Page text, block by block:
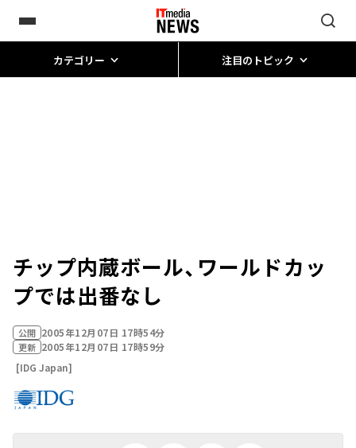
カテゴリー 注目のトピック
チップ内蔵ボール、ワールドカッ
プでは出番なし
公開 2005年12月07日 17時54分
更新 2005年12月07日 17時59分
[IDG Japan]